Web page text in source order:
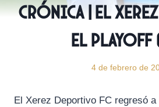
CRÓNICA | El
el playoff
4 de febrero de
El Xerez Deportivo FC regresó